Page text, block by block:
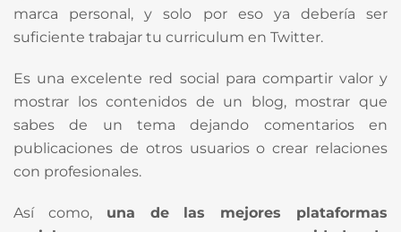
marca personal, y solo por eso ya debería ser
suficiente trabajar tu curriculum en Twitter.
Es una excelente red social para compartir valor y
mostrar los contenidos de un blog, mostrar que
sabes de un tema dejando comentarios en
publicaciones de otros usuarios o crear relaciones
con profesionales.
Así como, una de las mejores plataformas